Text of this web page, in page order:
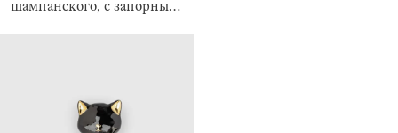
шампанского, с запорным